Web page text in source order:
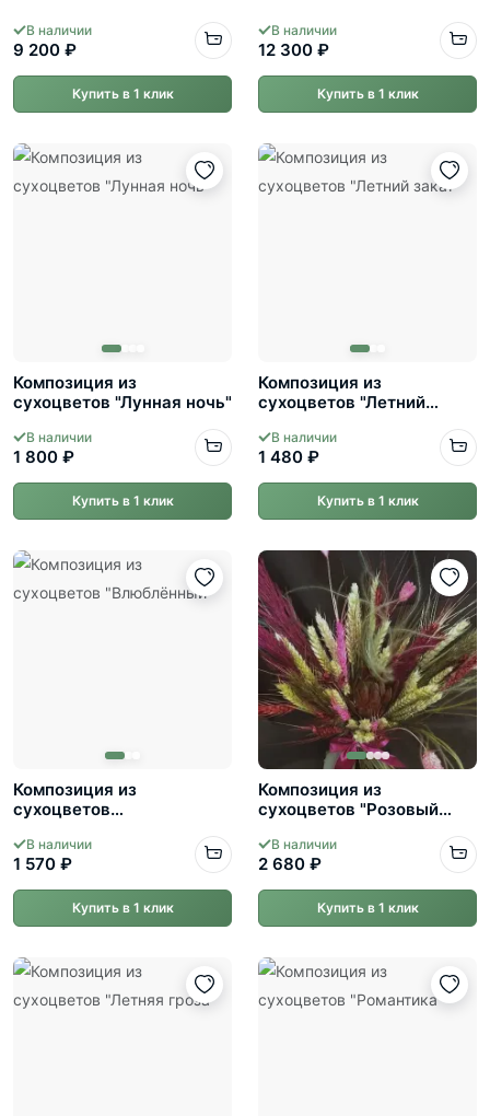
В наличии
9 200 ₽
Купить в 1 клик
В наличии
12 300 ₽
Купить в 1 клик
Композиция из
сухоцветов "Лунная ночь"
В наличии
1 800 ₽
Купить в 1 клик
Композиция из
сухоцветов "Летний
В наличии
1 480 ₽
Купить в 1 клик
Композиция из
сухоцветов
В наличии
1 570 ₽
Купить в 1 клик
Композиция из
сухоцветов "Розовый
В наличии
2 680 ₽
Купить в 1 клик